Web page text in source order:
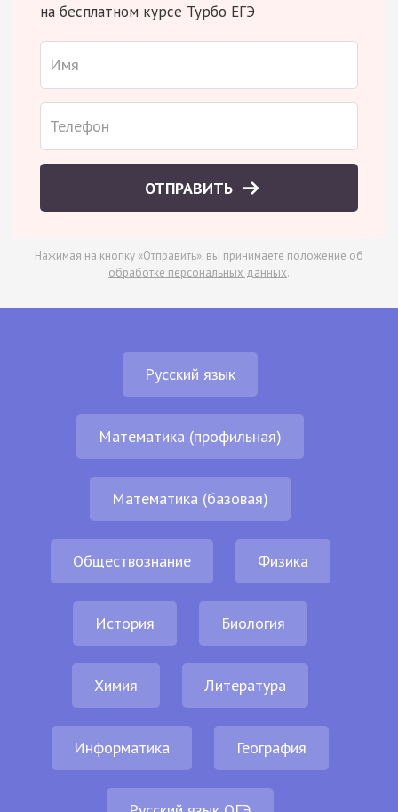
на бесплатном курсе Турбо ЕГЭ
ОТПРАВИТЬ
Нажимая на кнопку «Отправить», вы принимаете положение об
обработке персональных данных.
Русский язык
Математика (профильная)
Математика (базовая)
Обществознание Физика
История Биология
Химия Литература
Информатика География